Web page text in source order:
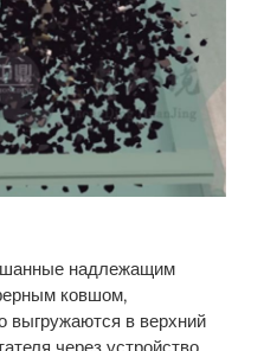
надлежащим
ковшом,
выгружаются в верхний
через устройство